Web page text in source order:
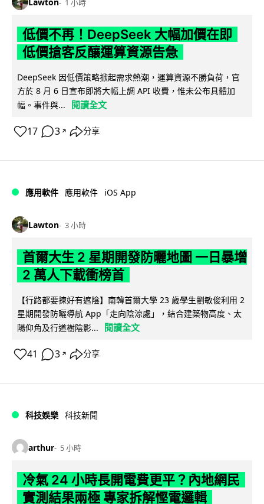
低價不再！DeepSeek 大幅加價在即
低價搶客反釀運算資源告急
DeepSeek 因低價策略掀起需求熱潮，運算資源不勝負荷，官
方於 8 月 6 日宣布即將大幅上調 API 收費，惟未公布具體加
幅。事件與...
閱讀全文
17 3 ↗ 分享
應用軟件 應用軟件 iOS App
Lawton 3 小時
首爾大生 2 星期開發防曬地圖 一日暴增
2 萬人下載衝榜首
【行路都要揀好有遮陰】南韓首爾大學 23 歲學生劉敏俊利用 2
星期開發防曬導航 App「走向陰涼處」，結合建築物高度、太
陽仰角及行道樹陰影...
閱讀全文
41 3 ↗ 分享
科技娛樂 科技新聞
arthur 5 小時
冷氣 24 小時長開電費更平？內地網民
實測結果兩極 專家拆解慳電邏輯